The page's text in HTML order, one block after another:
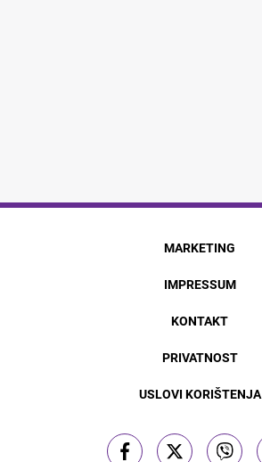
MARKETING
IMPRESSUM
KONTAKT
PRIVATNOST
USLOVI KORIŠTENJA